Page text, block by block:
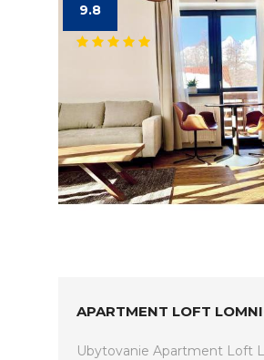
9.8
APARTMENT LOFT
Ubytovanie Apartment Loft